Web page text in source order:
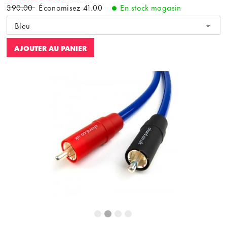
390.00 Économisez41.00
En stock magasin
Bleu
AJOUTER AU PANIER